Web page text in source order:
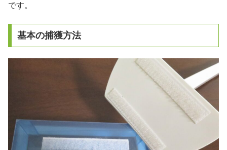
です。
基本の捕獲方法